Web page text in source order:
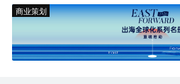
商业策划